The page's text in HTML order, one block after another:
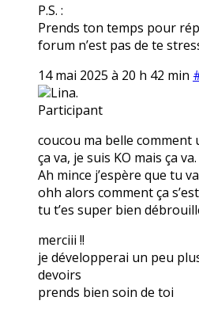
P.S. :
Prends ton temps pour
forum n’est pas de te
14 mai 2025 à 20 h 42 min
Lina.
Participant
coucou ma belle comment
ça va, je suis KO mais ça va.
Ah mince j’espère que tu
ohh alors comment ça
tu t’es super bien
merciii !!
je développerai un peu
devoirs
prends bien soin de toi